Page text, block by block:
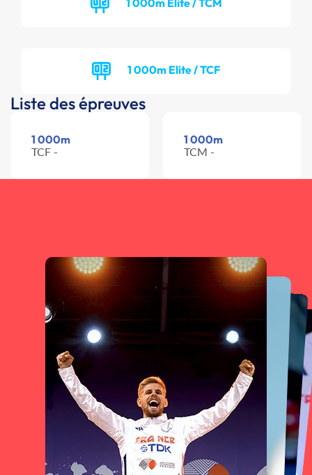
1 000m Elite / TCF
Liste des épreuves
1 000m
TCF -
1 000m
TCM -